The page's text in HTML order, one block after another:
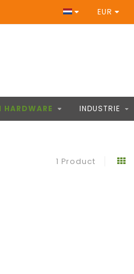
Toegang totEUR
HARDWARE INDUSTRIE
1 Product